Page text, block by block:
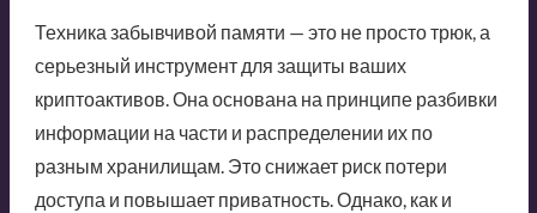
Техника забывчивой памяти — это не просто трюк, а
серьезный инструмент для защиты ваших
криптоактивов. Она основана на принципе разбивки
информации на части и распределении их по
разным хранилищам. Это снижает риск потери
доступа и повышает приватность. Однако, как и